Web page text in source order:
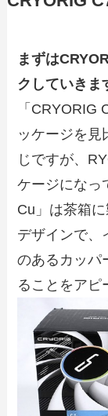
まずは
クしていきま
「CRYORIG
ッケージを見
じですが、
ケージになっ
Cu」は茶箱
デザインで、
のあるカッパ
ることをアピ